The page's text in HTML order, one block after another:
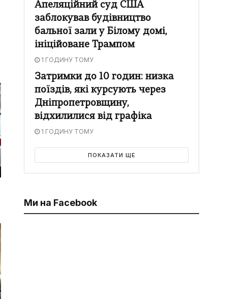
Апеляційний суд США
заблокував будівництво
бальної зали у Білому домі,
ініційоване Трампом
1 ГОДИНУ ТОМУ
Затримки до 10 годин: низка
поїздів, які курсують через
Дніпропетровщину,
відхилилися від графіка
1 ГОДИНУ ТОМУ
ПОКАЗАТИ ЩЕ
Ми на Facebook